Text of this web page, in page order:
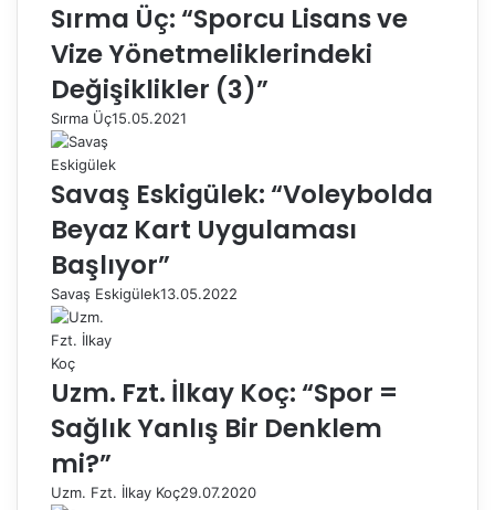
Sırma Üç: “Sporcu Lisans ve
Vize Yönetmeliklerindeki
Değişiklikler (3)”
Sırma Üç15.05.2021
Savaş Eskigülek: “Voleybolda
Beyaz Kart Uygulaması
Başlıyor”
Savaş Eskigülek13.05.2022
Uzm. Fzt. İlkay Koç: “Spor =
Sağlık Yanlış Bir Denklem
mi?”
Uzm. Fzt. İlkay Koç29.07.2020